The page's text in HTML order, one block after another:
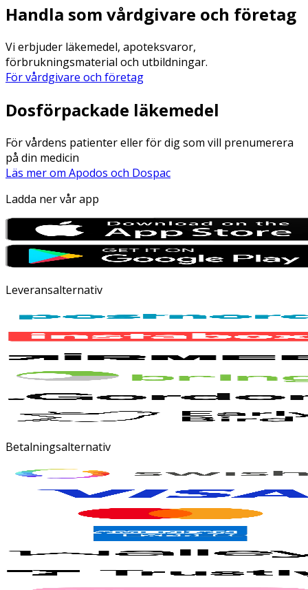
Handla som vårdgivare och företag
Vi erbjuder läkemedel, apoteksvaror,
förbrukningsmaterial och utbildningar.
För vårdgivare och företag
Dosförpackade läkemedel
För vårdens patienter eller för dig som vill prenumerera
på din medicin
Läs mer om Apodos och Dospac
Ladda ner vår app
Leveransalternativ
Betalningsalternativ